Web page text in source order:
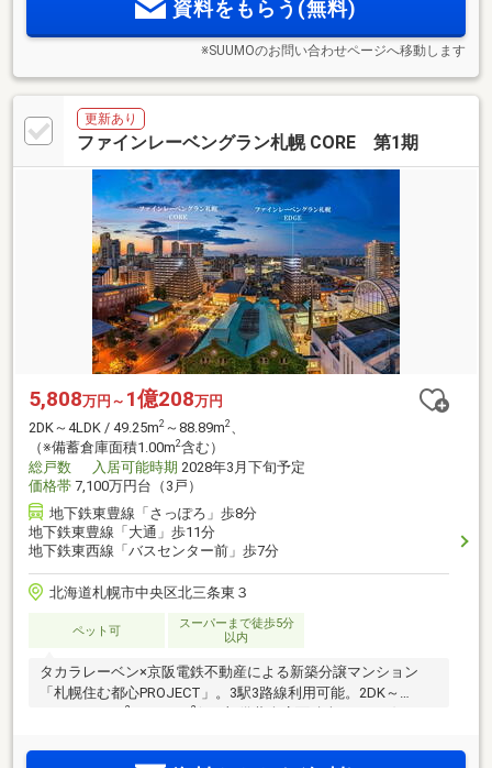
資料をもらう(無料)
※SUUMOのお問い合わせページへ移動します
更新あり
ファインレーベングラン札幌 CORE 第1期
5,808万円～ 1億208万円
2DK～4LDK / 49.25m2 ～88.89m2、
（※備蓄倉庫面積1.00m2含む）
総戸数
入居可能時期 2028年3月下旬予定
価格帯 7,100万円台（3戸）
地下鉄東豊線「さっぽろ」歩8分
地下鉄東豊線「大通」歩11分
地下鉄東西線「バスセンター前」歩7分
北海道札幌市中央区北三条東３
ペット可
スーパーまで徒歩5分
以内
タカラレーベン×京阪電鉄不動産による新築分譲マンション
「札幌住む都心PROJECT」。3駅3路線利用可能。2DK～
2 2
多彩なプランバリエーション。